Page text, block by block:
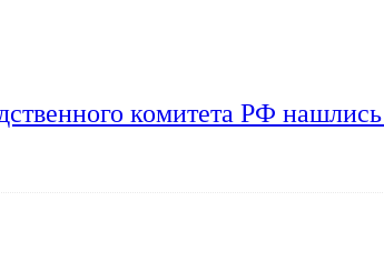
комитета РФ